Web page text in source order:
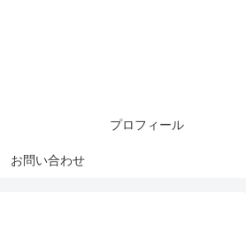
プロフィール
お問い合わせ